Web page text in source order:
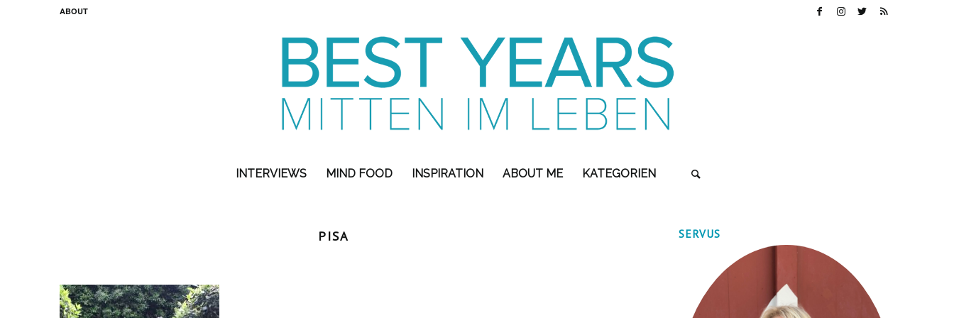
ABOUT
INTERVIEWS MIND FOOD INSPIRATION ABOUT ME KATEGORIEN
PISA SERVUS